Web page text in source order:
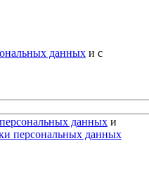
данных и с
данных и
персональных данных